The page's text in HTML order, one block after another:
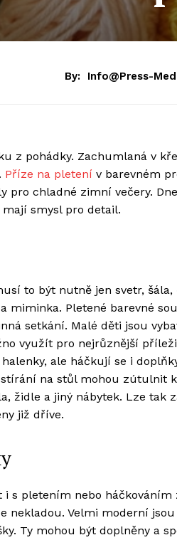
By: Info@press-
z pohádky. Zachumlaná v
Příze na pletení v barevném
pro chladné zimní večery.
smysl pro detail.
to být nutně jen svetr,
miminka. Pletené barevné
setkání. Malé děti jsou
využít pro nejrůznější
ale háčkují se i
na stůl mohou zútulnit
židle a jiný nábytek. Lze tak
již dříve.
i s pletením nebo
nekladou. Velmi moderní
Ty mohou být doplněny a